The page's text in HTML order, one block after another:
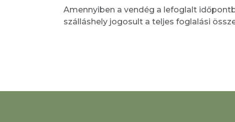
Amennyiben a vendég a lefoglalt
szálláshely jogosult a teljes foglalási